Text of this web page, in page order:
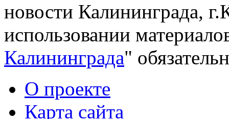
новости Калининграда,
использовании
Калининграда"
О проекте
Карта сайта